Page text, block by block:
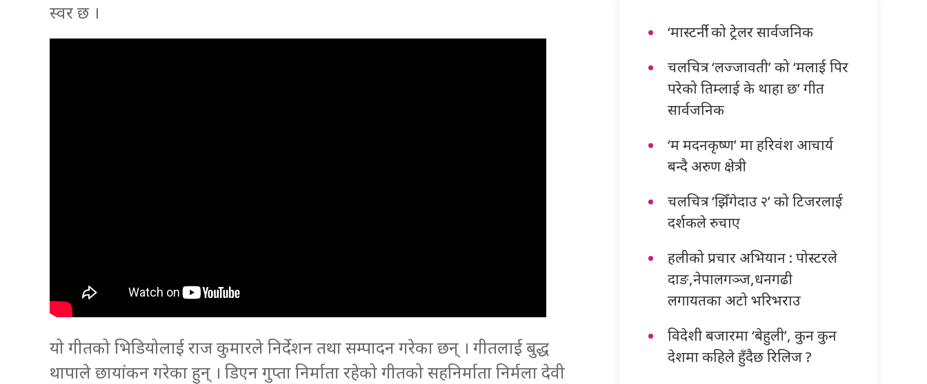
स्वर छ ।
यो गीतको भिडियोलाई राज कुमारले निर्देशन तथा सम्पादन गरेका छन् । गीतलाई बुद्ध
थापाले छायांकन गरेका हुन् । डिएन गुप्ता निर्माता रहेको गीतको सहनिर्माता निर्मला देवी
‘मास्टर्नी’ को ट्रेलर सार्वजनिक
चलचित्र ‘लज्जावती’ को ‘मलाई पिर
परेको तिम्लाई के थाहा छ’ गीत
सार्वजनिक
‘म मदनकृष्ण’ मा हरिवंश आचार्य
बन्दै अरुण क्षेत्री
चलचित्र ‘झिँगेदाउ २’ को टिजरलाई
दर्शकले रुचाए
हलीको प्रचार अभियान : पोस्टरले
दाङ,नेपालगञ्ज,धनगढी
लगायतका अटो भरिभराउ
विदेशी बजारमा ‘बेहुली’, कुन कुन
देशमा कहिले हुँदैछ रिलिज ?